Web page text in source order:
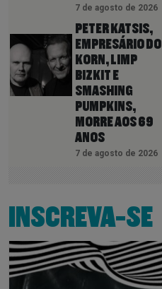
7 de agosto de 2026
PETER KATSIS,
EMPRESÁRIO DO
KORN, LIMP
BIZKIT E
SMASHING
PUMPKINS,
MORRE AOS 69
ANOS
7 de agosto de 2026
INSCREVA-SE